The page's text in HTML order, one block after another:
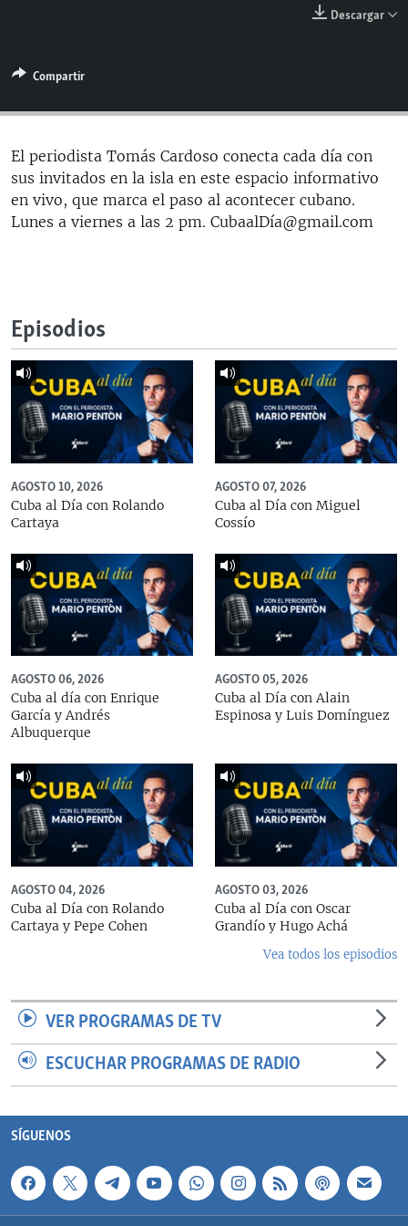
ESPECIALES
LA REALIDAD DE LA VIVIENDA EN CUBA
SER VIEJO EN CUBA
KENTU-CUBANO
LOS SANTOS DE HIALEAH
MULTIMEDIA
EDITORIALES
SÍGUENOS
Descargar
Compartir
El periodista Tomás Cardoso conecta cada día con
sus invitados en la isla en este espacio informativo
en vivo, que marca el paso al acontecer cubano.
Lunes a viernes a las 2 pm. CubaalDía@gmail.com
Episodios
AGOSTO 10, 2026
Cuba al Día con Rolando
Cartaya
AGOSTO 07, 2026
Cuba al Día con Miguel
Cossío
AGOSTO 06, 2026
Cuba al día con Enrique
García y Andrés
Albuquerque
AGOSTO 05, 2026
Cuba al Día con Alain
Espinosa y Luis Domínguez
AGOSTO 04, 2026
Cuba al Día con Rolando
Cartaya y Pepe Cohen
AGOSTO 03, 2026
Cuba al Día con Oscar
Grandío y Hugo Achá
Vea todos los episodios
VER PROGRAMAS DE TV
ESCUCHAR PROGRAMAS DE RADIO
SÍGUENOS